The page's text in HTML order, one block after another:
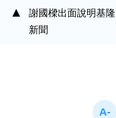
謝國樑出面說明基
新聞